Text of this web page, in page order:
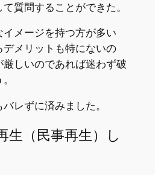
質問することができた。
メージを持つ方が多い
メリットも特にないの
しいのであれば迷わず破
レずに済みました。
生（民事再生）し